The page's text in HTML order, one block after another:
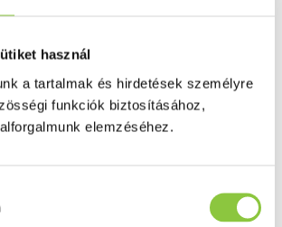
használ
a tartalmak és hirdetések személyre
funkciók biztosításához,
elemzéséhez.
szer kiválasztásakor a beteg által
és azt kell választani
gyógyszerek egy összetevőt
könyveinkből.